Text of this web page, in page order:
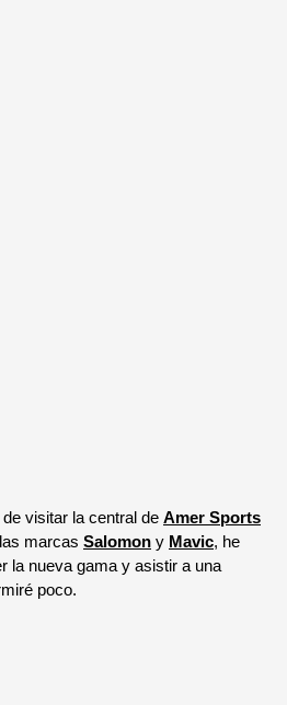
visitar la central de Amer Sports
marcas Salomon y Mavic, he
la nueva gama y asistir a una
poco.